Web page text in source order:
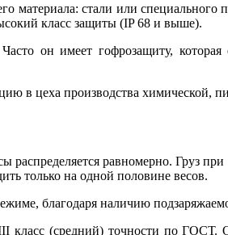
стали или специального
класс защиты (IP 68 и выше).
он имеет гофрозащиту, которая
в цеха производства химической,
распределяется равномерно. Груз
только на одной половине весов.
благодаря наличию
(средний) точности по ГОСТ.